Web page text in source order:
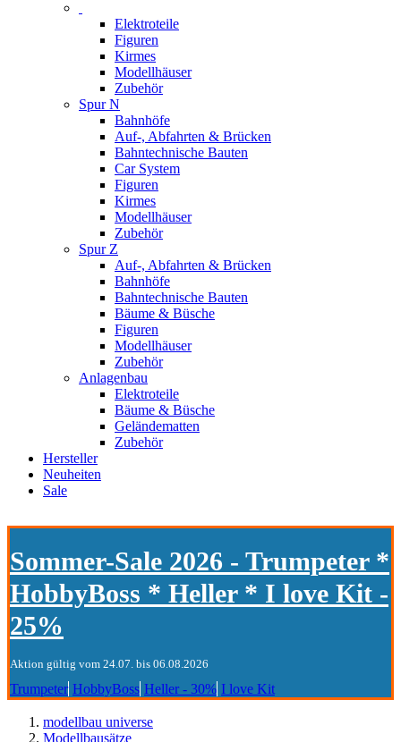
Elektroteile
Figuren
Kirmes
Modellhäuser
Zubehör
Spur N
Bahnhöfe
Auf-, Abfahrten & Brücken
Bahntechnische Bauten
Car System
Figuren
Kirmes
Modellhäuser
Zubehör
Spur Z
Auf-, Abfahrten & Brücken
Bahnhöfe
Bahntechnische Bauten
Bäume & Büsche
Figuren
Modellhäuser
Zubehör
Anlagenbau
Elektroteile
Bäume & Büsche
Geländematten
Zubehör
Hersteller
Neuheiten
Sale
Sommer-Sale 2026 - Trumpeter *
HobbyBoss * Heller * I love Kit -
25%
Aktion gültig vom 24.07. bis 06.08.2026
Trumpeter HobbyBoss Heller - 30% I love Kit
modellbau universe
Modellbausätze